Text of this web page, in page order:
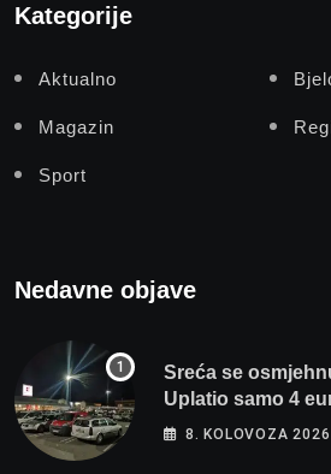
Kategorije
Aktualno
Magazin
Sport
Nedavne objave
Sreća se
Uplatio samo 4
80 tisuća eura
8. KOLOVOZA